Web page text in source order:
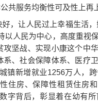
共服务均衡性可及性上再
，让人民过上幸福生活
人民为中心，高度重视
坚战、实现小康这个中
、社会保障体系、医疗
镇新增就业1256万人，
住房、保障性租赁住房
字背后，彰显着在幼有